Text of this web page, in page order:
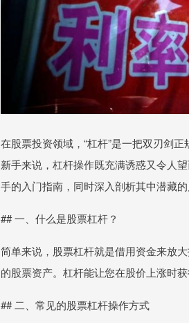
在股票投资领域，“杠杆”是一把双刃剑
新手来说，杠杆操作既充满诱惑又令人
手的入门指南，同时深入剖析其中潜藏的
## 一、什么是股票杠杆？
简单来说，股票杠杆就是借用资金来放
的股票资产。杠杆能让您在股价上涨时
## 二、常见的股票杠杆操作方式